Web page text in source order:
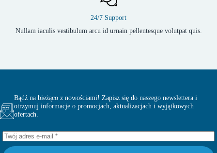
24/7 Support
Nullam iaculis vestibulum arcu id urnain pellentesque volutpat quis.
Bądź na bieżąco z nowościami! Zapisz się do naszego newslettera i
otrzymuj informacje o promocjach, aktualizacjach i wyjątkowych
ofertach.